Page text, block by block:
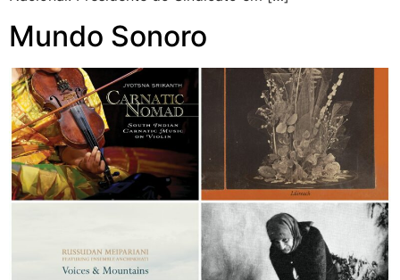
Mundo Sonoro